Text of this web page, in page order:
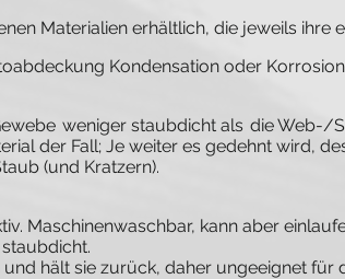
Materialien erhältlich, die jeweils ihre
Kondensation oder
weniger staubdicht als die Web-/
der Fall; Je weiter es gedehnt wird,
(und Kratzern).
Maschinenwaschbar, kann aber
hält sie zurück, daher ungeeignet für